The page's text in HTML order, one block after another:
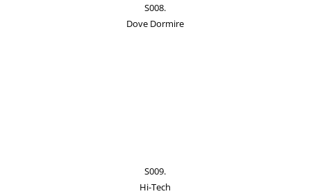
S008.
Dove Dormire
S009.
Hi-Tech